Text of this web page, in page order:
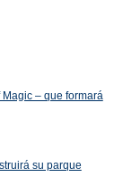
– que formará
su parque